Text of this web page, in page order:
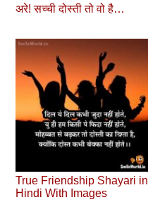
अरे! सच्‍ची दोस्‍ती तो वो है…
True Friendship Shayari in
Hindi With Images